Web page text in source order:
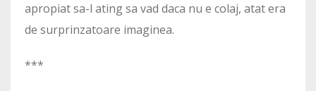
apropiat sa-l ating sa vad daca nu e colaj, atat era
de surprinzatoare imaginea.
***